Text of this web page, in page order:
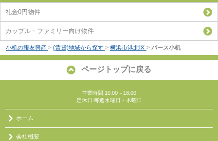
礼金0円物件
カップル・ファミリー向け物件
小机の報友興産 > (賃貸)地域から探す > 横浜市港北区 > バース小机
ページトップに戻る
営業時間:10:00～18:00
定休日:毎週水曜日・木曜日
ホーム
会社概要